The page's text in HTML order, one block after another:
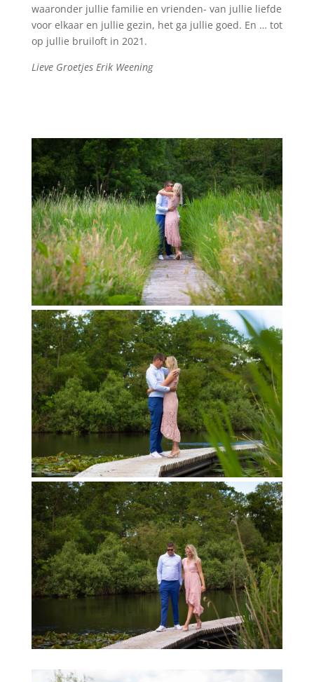
waaronder jullie familie en vrienden- van jullie liefde
voor elkaar en jullie gezin, het ga jullie goed. En … tot
op jullie bruiloft in 2021.
Lieve Groetjes Erik Weening